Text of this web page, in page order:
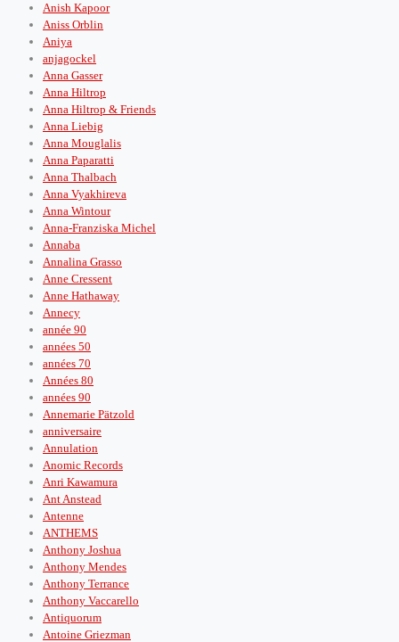
Anish Kapoor
Aniss Orblin
Aniya
anjagockel
Anna Gasser
Anna Hiltrop
Anna Hiltrop & Friends
Anna Liebig
Anna Mouglalis
Anna Paparatti
Anna Thalbach
Anna Vyakhireva
Anna Wintour
Anna-Franziska Michel
Annaba
Annalina Grasso
Anne Cressent
Anne Hathaway
Annecy
année 90
années 50
années 70
Années 80
années 90
Annemarie Pätzold
anniversaire
Annulation
Anomic Records
Anri Kawamura
Ant Anstead
Antenne
ANTHEMS
Anthony Joshua
Anthony Mendes
Anthony Terrance
Anthony Vaccarello
Antiquorum
Antoine Griezman